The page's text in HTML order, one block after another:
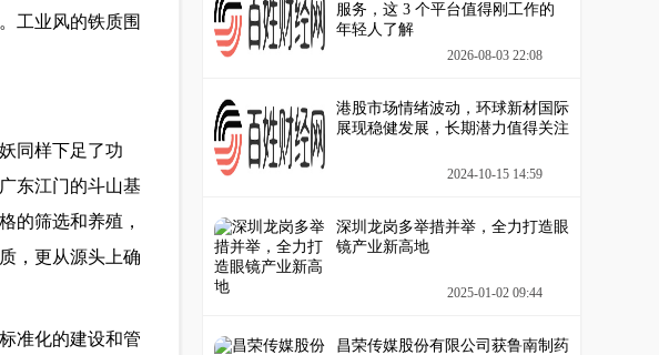
工业风的铁质围
同样下足了功
东江门的斗山基
的筛选和养殖，
，更从源头上确
准化的建设和管
服务，这 3 个平台值得刚工作的
年轻人了解
2026-08-03 22:08
港股市场情绪波动，环球新材国际
展现稳健发展，长期潜力值得关注
2024-10-15 14:59
深圳龙岗多举措并举，全力打造眼
镜产业新高地
2025-01-02 09:44
昌荣传媒股份有限公司获鲁南制药